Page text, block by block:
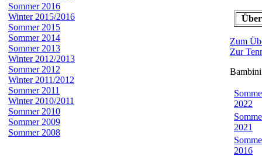
Sommer 2016
Winter 2015/2016
Sommer 2015
Sommer 2014
Sommer 2013
Winter 2012/2013
Sommer 2012
Winter 2011/2012
Sommer 2011
Winter 2010/2011
Sommer 2010
Sommer 2009
Sommer 2008
Zum
Zur
2022
2021
2016